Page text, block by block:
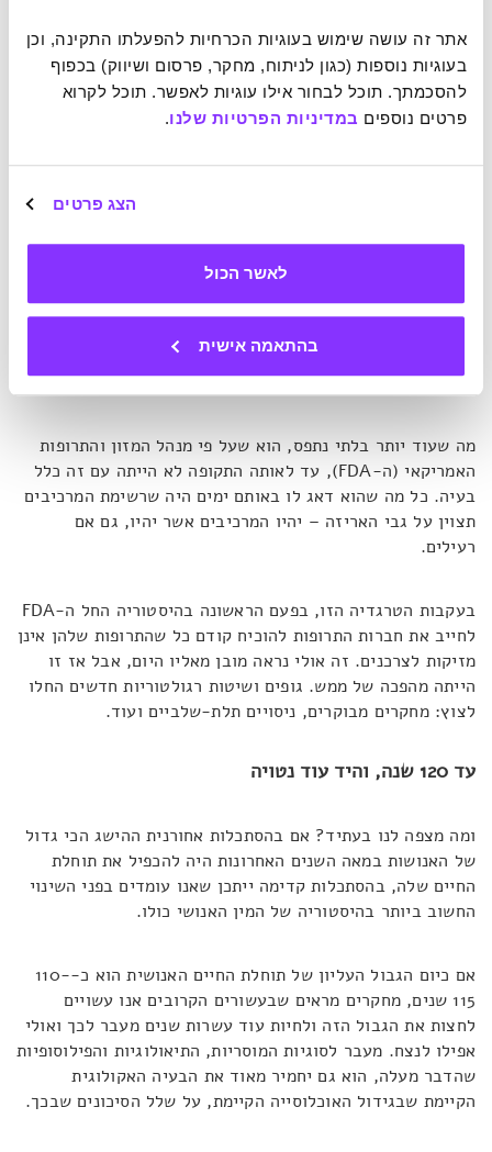
פרטים נוספים במדיניות הפרטיות שלנו.
הצג פרטים
לאשר הכול
בהתאמה אישית
ולהוסיף לתמיסה טעם פטל."זה נראה כמו רעיון מבריק, חוץ
מזה שדיאתילן גליקול רעיל לבני אדם", מסביר ג'ונסון."כך
כמעט מיד, כמה שבועות לאחר מכן, היו עשרות מתים ברחבי
ארצות הברית מהמרקחת הנוראה הזו".
"בפעם הראשונה בהיסטוריה החל ה-FDA לחייב את חברות
התרופות להוכיח קודם כל שהתרופות שלהן אינן מזיקות
מהפכה של ממש".
מה שעוד יותר בלתי נתפס, הוא שעל פי מנהל המזון והתרופות
האמריקאי (ה-FDA), עד לאותה התקופה לא הייתה עם זה כלל
בעיה. כל מה שהוא דאג לו באותם ימים היה שרשימת המרכיבים
תצוין על גבי האריזה – יהיו המרכיבים אשר יהיו, גם אם
רעילים.
בעקבות הטרגדיה הזו, בפעם הראשונה בהיסטוריה החל ה-FDA
לחייב את חברות התרופות להוכיח קודם כל שהתרופות שלהן אינן
מזיקות לצרכנים. זה אולי נראה מובן מאליו היום, אבל אז זו
הייתה מהפכה של ממש. גופים ושיטות רגולטוריות חדשים החלו
לצוץ: מחקרים מבוקרים, ניסויים תלת-שלביים ועוד.
עד 120 שנה, והיד עוד נטויה
ומה מצפה לנו בעתיד? אם בהסתכלות אחורנית ההישג הכי גדול
של האנושות במאה השנים האחרונות היה להכפיל את תוחלת
החיים שלה, בהסתכלות קדימה ייתכן שאנו עומדים בפני השינוי
החשוב ביותר בהיסטוריה של המין האנושי כולו.
אם כיום הגבול העליון של תוחלת החיים האנושית הוא כ-110-
115 שנים, מחקרים מראים שבעשורים הקרובים אנו עשויים
לחצות את הגבול הזה ולחיות עוד עשרות שנים מעבר לכך ואולי
אפילו לנצח. מעבר לסוגיות המוסריות, התיאולוגיות והפילוסופיות
שהדבר מעלה, הוא גם יחמיר מאוד את הבעיה האקולוגית
הקיימת שבגידול האוכלוסייה הקיימת, על שלל הסיכונים שבכך.